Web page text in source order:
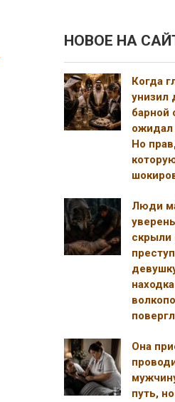
НОВОЕ НА
Когда
унизил
барной
ожидал
Но
Люди
скрыли
Она
путь,